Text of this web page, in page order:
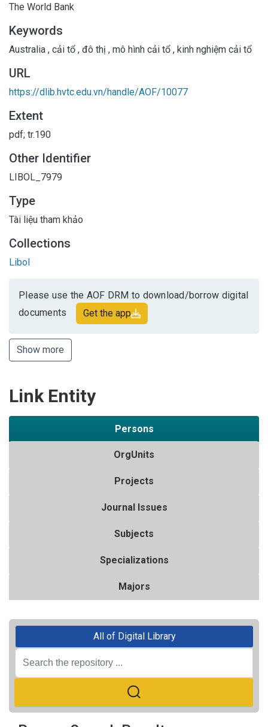
The World Bank
Keywords
Australia , cải tổ , đô thị , mô hình cải tổ , kinh nghiệm cải tổ
URL
https://dlib.hvtc.edu.vn/handle/AOF/10077
Extent
pdf; tr.190
Other Identifier
LIBOL_7979
Type
Tài liệu tham khảo
Collections
Libol
Please use the AOF DRM to download/borrow digital
documents
Get the app
Show more
Link Entity
Persons
OrgUnits
Projects
Journal Issues
Subjects
Specializations
Majors
All of Digital Library